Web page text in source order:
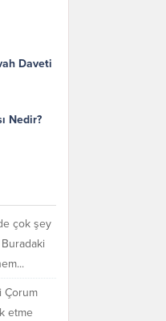
Daveti
Nedir?
çok şey
Çorum
etme